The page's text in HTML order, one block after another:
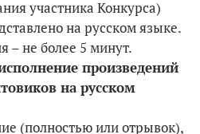
участника Конкурса)
на русском языке.
– не более 5 минут.
произведений
на русском
(полностью или отрывок),